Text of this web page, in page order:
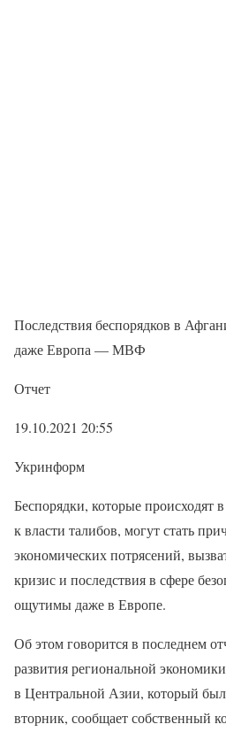
Последствия беспорядков в
даже Европа — МВФ
Отчет
19.10.2021 20:55
Укринформ
Беспорядки, которые происходят
к власти талибов, могут стать
экономических потрясений,
кризис и последствия в сфере
ощутимы даже в Европе.
Об этом говорится в последнем
развития региональной
в Центральной Азии, который
вторник, сообщает собственный